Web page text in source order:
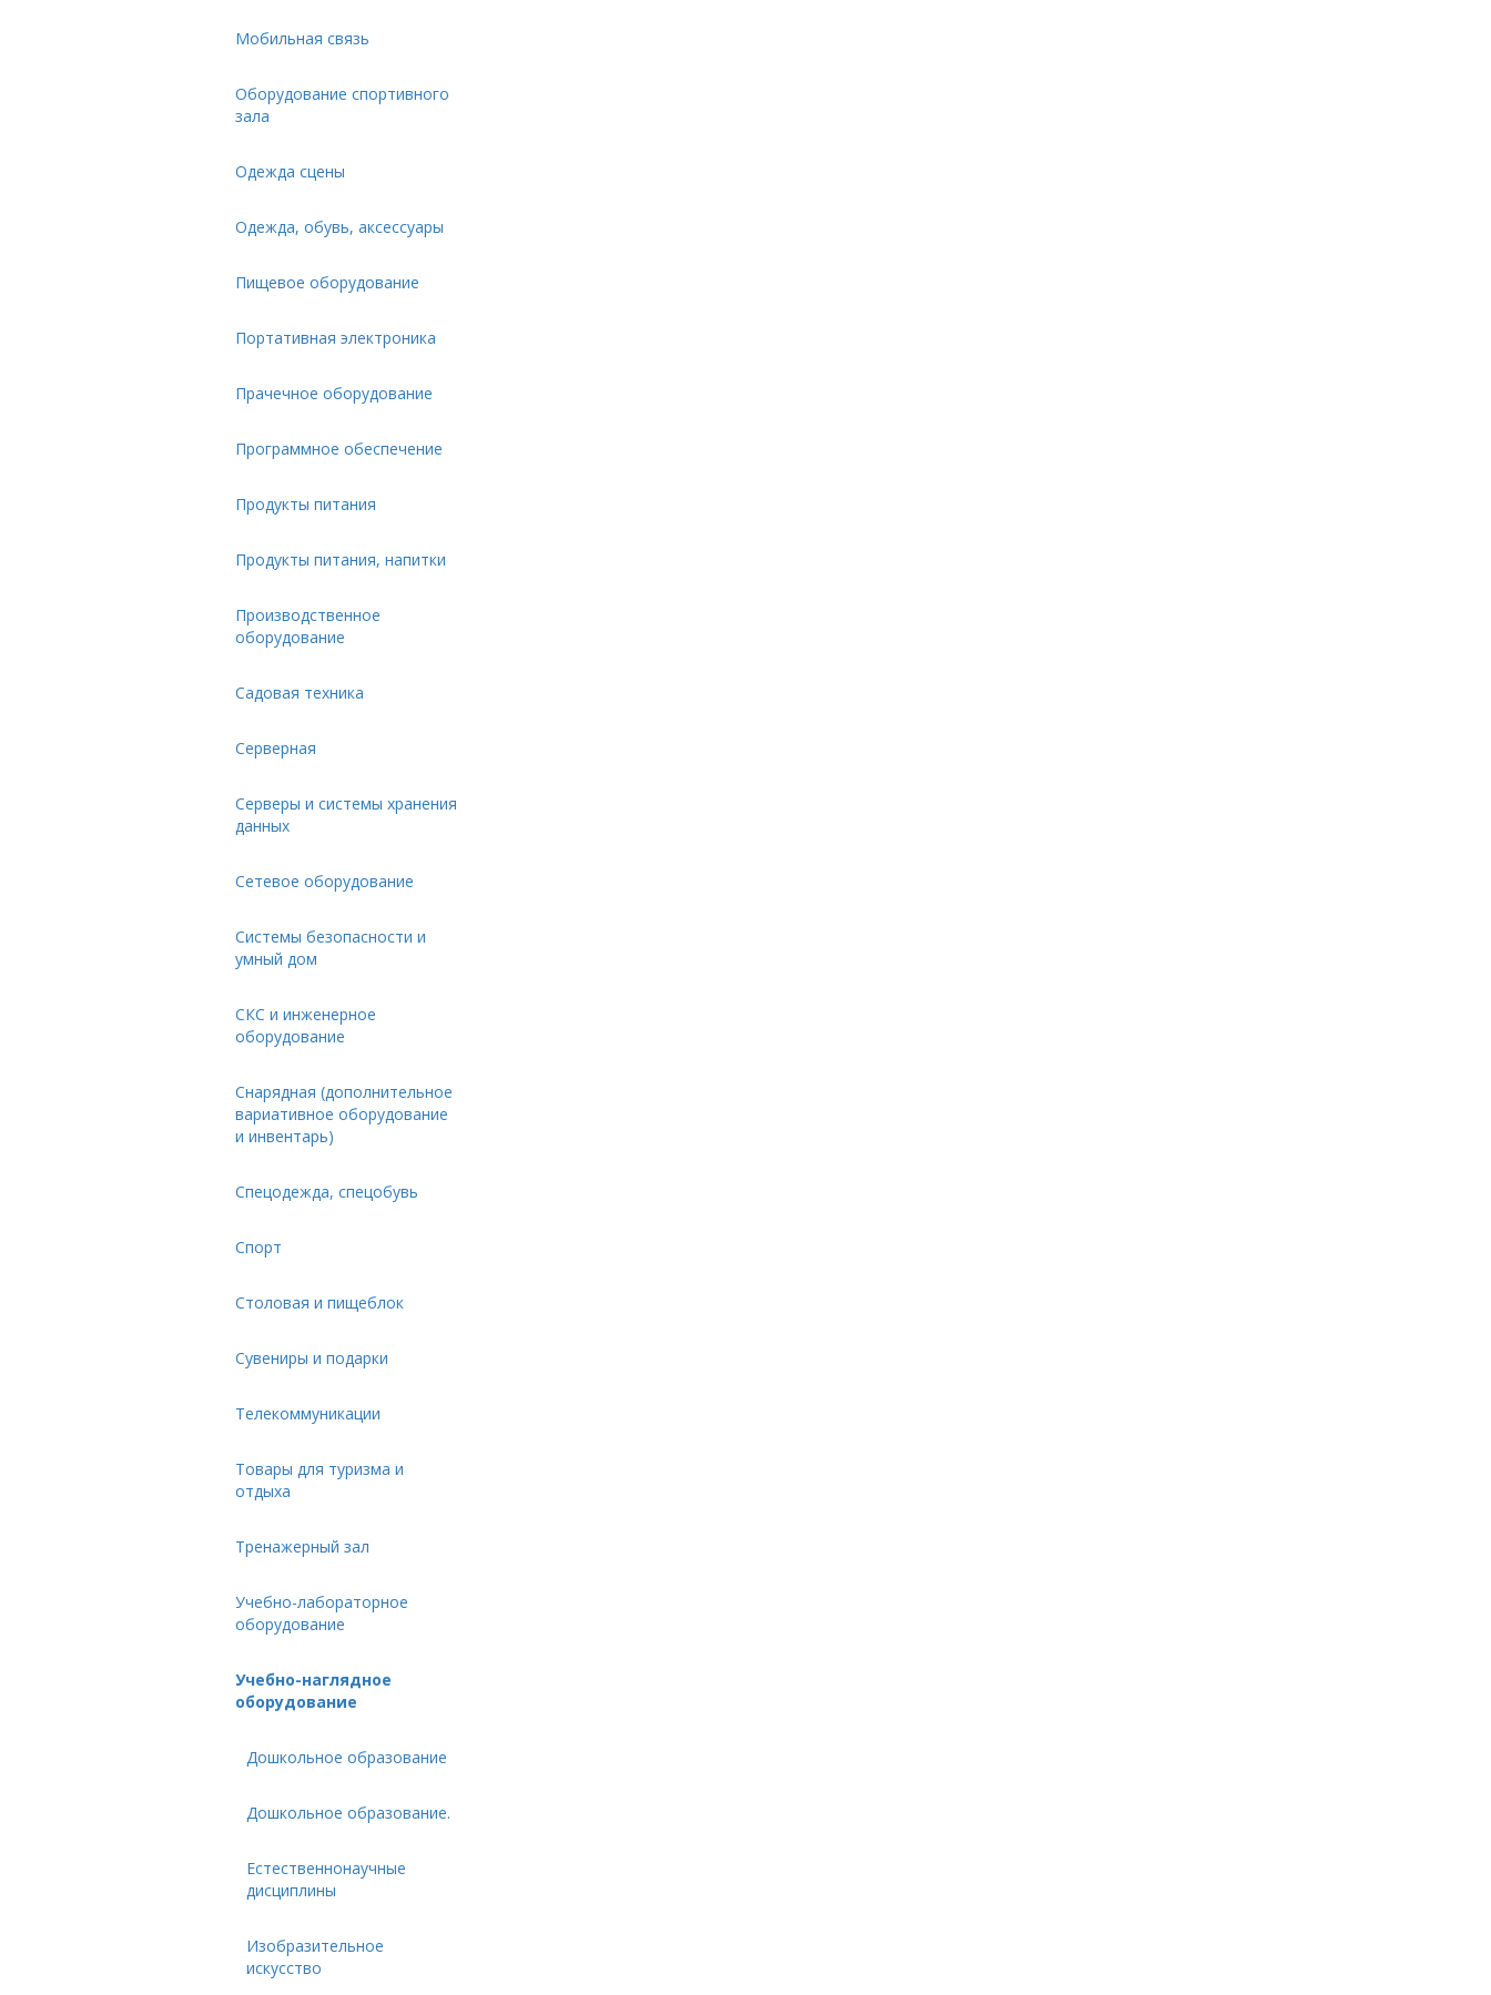
Мобильная связь
Оборудование спортивного
зала
Одежда сцены
Одежда, обувь, аксессуары
Пищевое оборудование
Портативная электроника
Прачечное оборудование
Программное обеспечение
Продукты питания
Продукты питания, напитки
Производственное
оборудование
Садовая техника
Серверная
Серверы и системы хранения
данных
Сетевое оборудование
Системы безопасности и
умный дом
СКС и инженерное
оборудование
Снарядная (дополнительное
вариативное оборудование
и инвентарь)
Спецодежда, спецобувь
Спорт
Столовая и пищеблок
Сувениры и подарки
Телекоммуникации
Товары для туризма и
отдыха
Тренажерный зал
Учебно-лабораторное
оборудование
Учебно-наглядное
оборудование
Дошкольное образование
Дошкольное образование.
Естественнонаучные
дисциплины
Изобразительное
искусство